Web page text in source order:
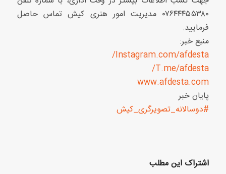
۰۷۶۴۴۴۵۵۳۸۰ مدیریت امور هنری کیش تماس حاصل
فرمایید.
منبع خبر:
Instagram.com/afdesta/
T.me/afdesta/
www.afdesta.com
پایان خبر
#دوسالانه_تصویرگری_کیش
اشتراک این مطلب